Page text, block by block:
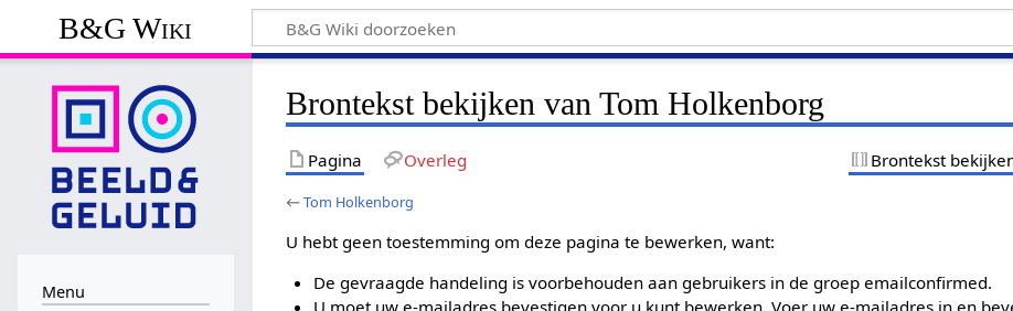
B&G Wiki
Brontekst bekijken van Tom Holkenborg
Pagina Overleg Brontekst
←Tom Holkenborg
U hebt geen toestemming om deze pagina te bewerken, want:
De gevraagde handeling is voorbehouden aan gebruikers in de groep emailconfirmed.
Menu